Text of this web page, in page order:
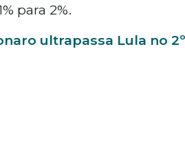
para 2%.
ultrapassa Lula no